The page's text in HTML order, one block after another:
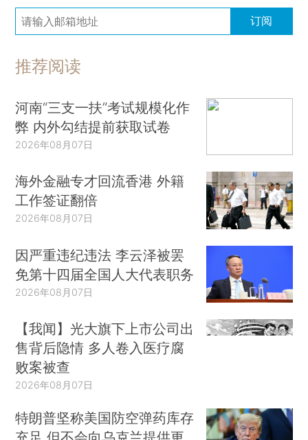
订阅
推荐阅读
河南“三支一扶”考试规模化作
弊 内外勾结提前获取试卷
2026年08月07日
海外金融专才回流香港 外籍
工作签证翻倍
2026年08月07日
因严重违纪违法 李云泽被罢
免第十四届全国人大代表职务
2026年08月07日
【我闻】光大旗下上市公司出
售背后隐情 多人卷入医疗腐
败案被查
2026年08月07日
特朗普坚称美国防空弹药库存